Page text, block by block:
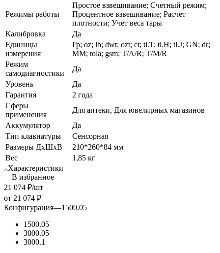
Режимы работы
Простое взвешивание; Счетный режим;
Процентное взвешивание; Расчет
плотности; Учет веса тары
Калибровка
Да
Единицы
измерения
Гр; oz; lb; dwt; ozt; ct; tl.T; tl.H; tl.J; GN; dr;
MM; tola; gsm; T/A/R; T/M/R
Режим
самодиагностики
Да
Уровень
Да
Гарантия
2 года
Сферы
применения
Для аптеки, Для ювелирных магазинов
Аккумулятор
Да
Тип клавиатуры
Сенсорная
Размеры ДхШхВ
210*260*84 мм
Вес
1,85 кг
Характеристики
В избранное
21 074 ₽/шт
от 21 074 ₽
Конфигурация—1500.05
1500.05
3000.05
3000.1